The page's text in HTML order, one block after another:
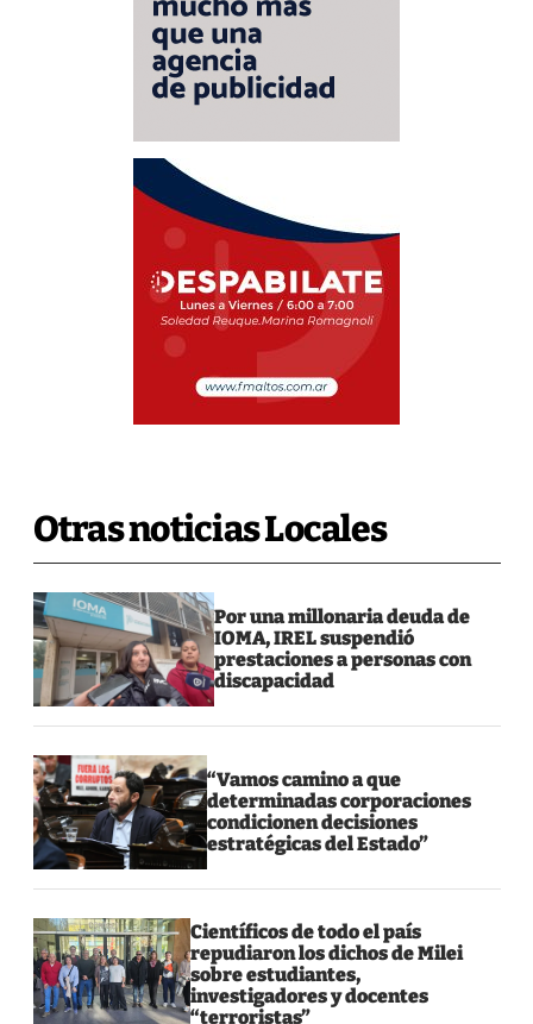
Otras noticias Locales
Por una millonaria deuda de
IOMA, IREL suspendió
prestaciones a personas con
discapacidad
“Vamos camino a que
determinadas corporaciones
condicionen decisiones
estratégicas del Estado”
Científicos de todo el país
repudiaron los dichos de Milei
sobre estudiantes,
investigadores y docentes
“terroristas”